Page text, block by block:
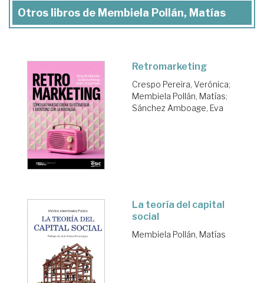
Otros libros de Membiela Pollán, Matías
Retromarketing
Crespo Pereira, Verónica;
Membiela Pollán, Matías;
Sánchez Amboage, Eva
La teoría del capital
social
Membiela Pollán, Matías